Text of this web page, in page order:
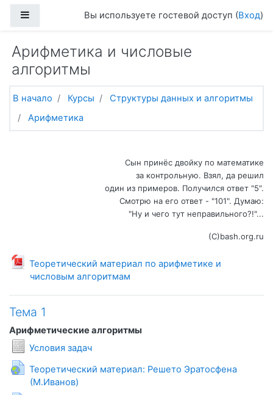
Боковая панельВы используете гостевой доступ (Вход)
Арифметика и числовые
алгоритмы
В начало Курсы
Структуры данных и алгоритмы
Арифметика
Тематический планСын принёс двойку по математике
за контрольную. Взял, да решил
один из примеров. Получился ответ "5".
Смотрю на его ответ - "101". Думаю:
"Ну и чего тут неправильного?!"...
(С)bash.org.ru
Теоретический материал по арифметике и
числовым алгоритмам
Файл
Тема 1
Арифметические алгоритмы
Условия задач
Теоретический материал: Решето Эратосфена
(М.Иванов)Гиперссылка